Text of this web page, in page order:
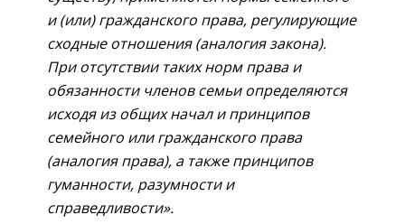
и (или) гражданского права, регулирующие
сходные отношения (аналогия закона).
При отсутствии таких норм права и
обязанности членов семьи определяются
исходя из общих начал и принципов
семейного или гражданского права
(аналогия права), а также принципов
гуманности, разумности и
справедливости».